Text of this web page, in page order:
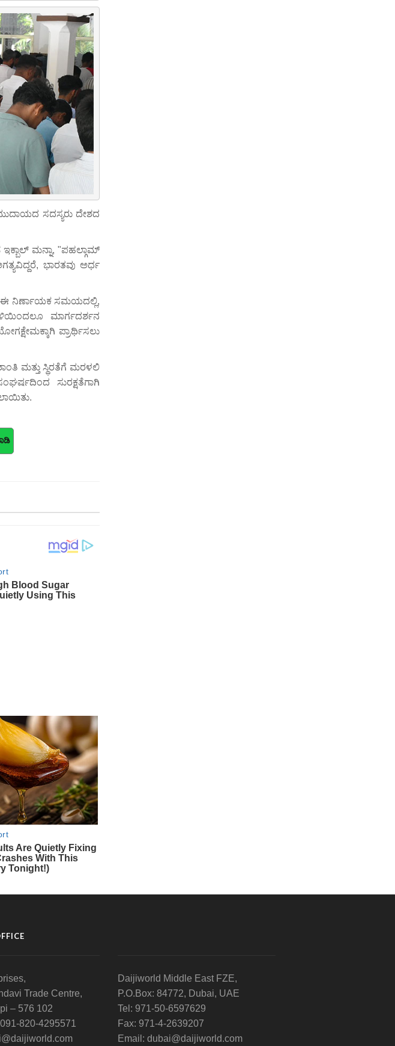
ಸದಸ್ಯರು ದೇಶದ
ಮನ್ನಾ, "ಪಹಲ್ಗಾಮ್
ಭಾರತವು ಅರ್ಧ
ಈ ನಿರ್ಣಾಯಕ ಸಮಯದಲ್ಲಿ,
ಮಾರ್ಗದರ್ಶನ
ಪ್ರಾರ್ಥಿಸಲು
ಮತ್ತು ಸ್ಥಿರತೆಗೆ ಮರಳಲಿ
ಸುರಕ್ಷತೆಗಾಗಿ
Trade Centre,
– 576 102
820-4295571
Daijiworld Middle East FZE,
P.O.Box: 84772, Dubai, UAE
Tel: 971-50-6597629
Fax: 971-4-2639207
Email: dubai@daijiworld.com